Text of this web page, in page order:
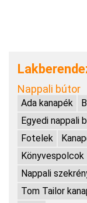
Nappali bútor
Ada kanapék
Egyedi nappali
Fotelek
Könyvespolcok
Nappali
Tom Tailor